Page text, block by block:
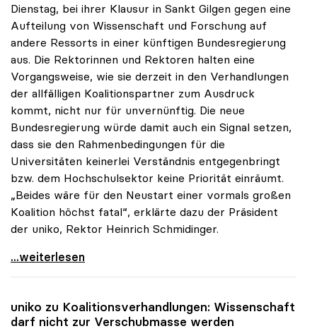
Dienstag, bei ihrer Klausur in Sankt Gilgen gegen eine
Aufteilung von Wissenschaft und Forschung auf
andere Ressorts in einer künftigen Bundesregierung
aus. Die Rektorinnen und Rektoren halten eine
Vorgangsweise, wie sie derzeit in den Verhandlungen
der allfälligen Koalitionspartner zum Ausdruck
kommt, nicht nur für unvernünftig. Die neue
Bundesregierung würde damit auch ein Signal setzen,
dass sie den Rahmenbedingungen für die
Universitäten keinerlei Verständnis entgegenbringt
bzw. dem Hochschulsektor keine Priorität einräumt.
„Beides wäre für den Neustart einer vormals großen
Koalition höchst fatal“, erklärte dazu der Präsident
der uniko, Rektor Heinrich Schmidinger.
Rektorinnen und Rektoren gegen Aufteilung von
...weiterlesen
uniko zu Koalitionsverhandlungen: Wissenschaft
darf nicht zur Verschubmasse werden